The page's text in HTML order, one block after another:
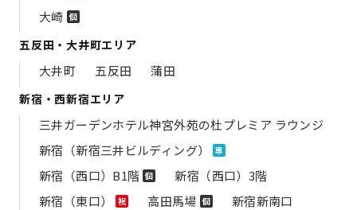
大崎 個
五反田・大井町エリア
大井町 五反田 蒲田
新宿・西新宿エリア
三井ガーデンホテル神宮外苑の​杜プレミア ラウンジ
新宿（新宿三井ビルディング）
専
新宿（西口）B1階 個
新宿（西口）3階
新宿（東口）
祝 高田馬場 個 新宿新南口